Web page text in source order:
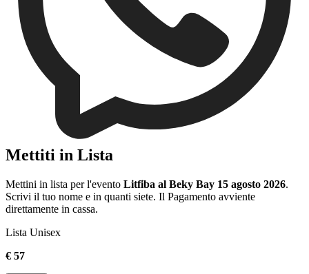
Mettiti in Lista
Mettini in lista per l'evento Litfiba al Beky Bay 15 agosto 2026.
Scrivi il tuo nome e in quanti siete. Il Pagamento avviente
direttamente in cassa.
Lista Unisex
€ 57